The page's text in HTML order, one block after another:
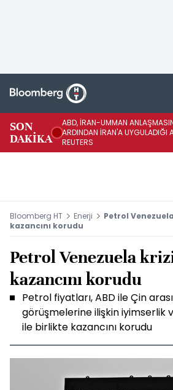
SON
DAKİKA
ABD, İRAN-UMMAN
ARDINDAN İRAN'A UYGULADIĞI
REUTERS
Bloomberg HT Enerji
Petrol
kazancını korudu
Petrol Venezuela
kazancını korudu
Petrol fiyatları, ABD ile Çin
görüşmelerine ilişkin iyimserlik
ile birlikte kazancını korudu